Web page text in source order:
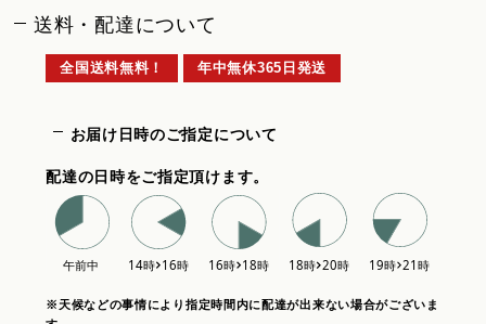
送料・配達について
全国送料無料！ 年中無休365日発送
お届け日時のご指定について
配達の日時をご指定頂けます。
※天候などの事情により指定時間内に配達が出来ない場合がございま